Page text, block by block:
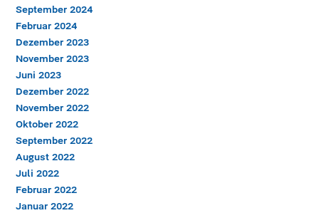
September 2024
Februar 2024
Dezember 2023
November 2023
Juni 2023
Dezember 2022
November 2022
Oktober 2022
September 2022
August 2022
Juli 2022
Februar 2022
Januar 2022